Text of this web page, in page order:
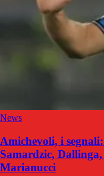
News
Amichevoli, i
Samardzic, Dallinga,
Marianucci